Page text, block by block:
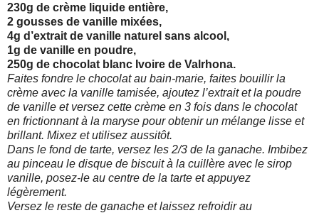
230g de crème liquide entière,
2 gousses de vanille mixées,
4g d’extrait de vanille naturel sans alcool,
1g de vanille en poudre,
250g de chocolat blanc Ivoire de Valrhona.
Faites fondre le chocolat au bain-marie, faites bouillir la
crème avec la vanille tamisée, ajoutez l’extrait et la poudre
de vanille et versez cette crème en 3 fois dans le chocolat
en frictionnant à la maryse pour obtenir un mélange lisse et
brillant. Mixez et utilisez aussitôt.
Dans le fond de tarte, versez les 2/3 de la ganache. Imbibez
au pinceau le disque de biscuit à la cuillère avec le sirop
vanille, posez-le au centre de la tarte et appuyez
légèrement.
Versez le reste de ganache et laissez refroidir au